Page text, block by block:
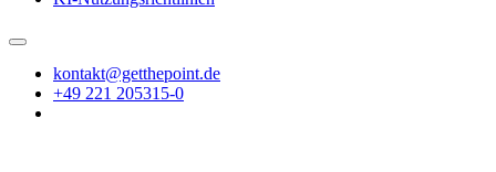
kontakt@getthepoint.de
+49 221 205315-0